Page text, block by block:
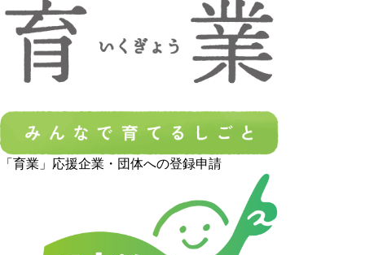
「育業」応援企業・団体への登録申請